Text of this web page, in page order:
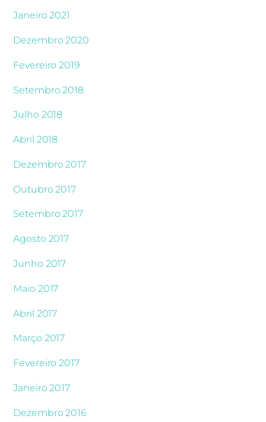
Janeiro 2021
Dezembro 2020
Fevereiro 2019
Setembro 2018
Julho 2018
Abril 2018
Dezembro 2017
Outubro 2017
Setembro 2017
Agosto 2017
Junho 2017
Maio 2017
Abril 2017
Março 2017
Fevereiro 2017
Janeiro 2017
Dezembro 2016